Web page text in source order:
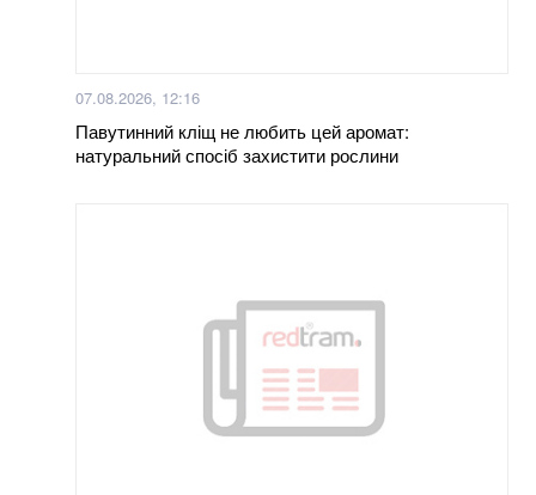
Що відбувається з ціною на гречку та чого очікувати
далі: чи варто робити запаси крупи
07.08.2026, 12:16
Павутинний кліщ не любить цей аромат:
натуральний спосіб захистити рослини